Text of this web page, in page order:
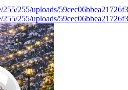
255/255/uploads/
255/255/uploads/